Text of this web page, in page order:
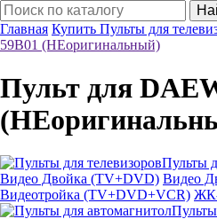
Главная Купить Пульты для
59B01 (НЕоригинальный)
Пульт для
Пульты
Видео Двойка (TV+DVD) Видео
Видеотройка (TV+DVD+VCR)